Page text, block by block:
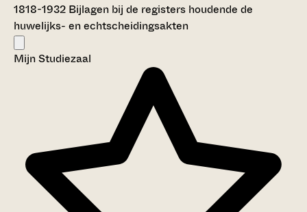
1818-1932 Bijlagen bij de registers houdende de
huwelijks- en echtscheidingsakten
Mijn Studiezaal